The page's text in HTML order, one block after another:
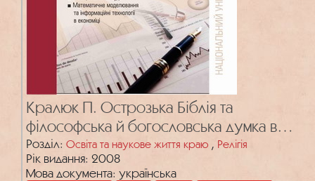
Кралюк П. Острозька Біблія та
філософська й богословська думка в
Острозькій академії
Розділ: Освіта та наукове життя краю , Релігія
Рік видання: 2008
Мова документа: українська